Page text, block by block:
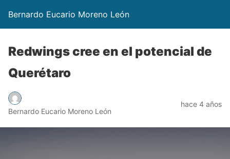
Bernardo Eucario Moreno León
Redwings cree en el potencial de
Querétaro
Bernardo Eucario Moreno León
hace 4 años